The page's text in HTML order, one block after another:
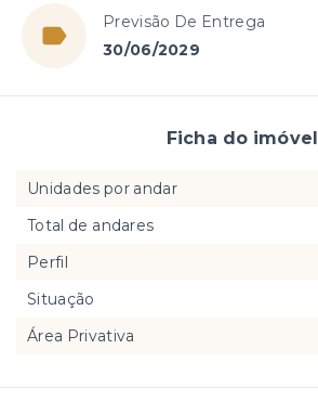
Previsão De Entrega
30/06/2029
Ficha do imóvel
Unidades por andar
Total de andares
Perfil
Situação
Área Privativa